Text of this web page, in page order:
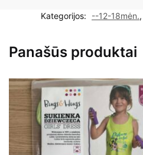
Kategorijos: --12-18mėn.,
Panašūs produktai